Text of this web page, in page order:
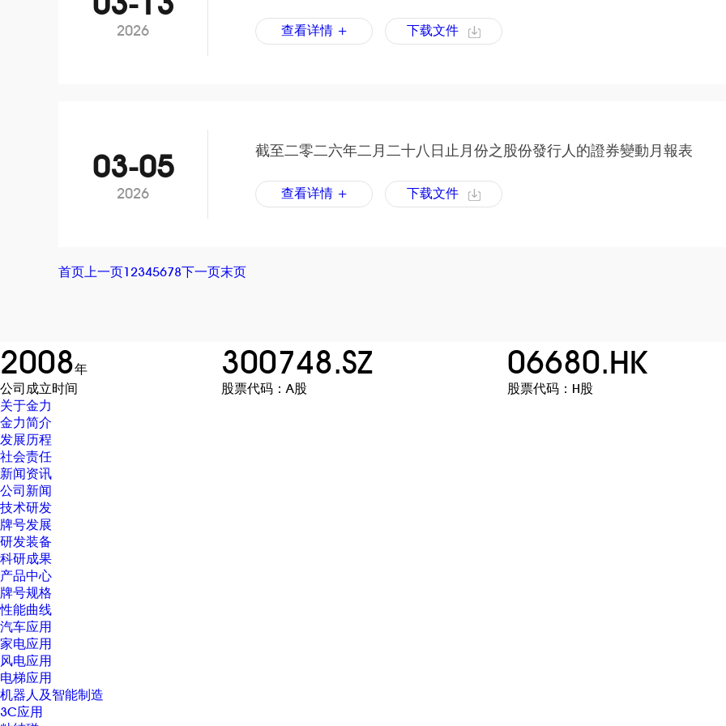
2026 查看详情 + 下载文件
03-05
2026
截至二零二六年二月二十八日止月份之股份發行人的證券變動月報表
查看详情 + 下载文件
首页上一页1 2345678下一页末页
2008年
公司成立时间
300748.SZ
股票代码：A股
06680.HK
股票代码：H股
关于金力
金力简介
发展历程
社会责任
新闻资讯
公司新闻
技术研发
牌号发展
研发装备
科研成果
产品中心
牌号规格
性能曲线
汽车应用
家电应用
风电应用
电梯应用
机器人及智能制造
3C应用